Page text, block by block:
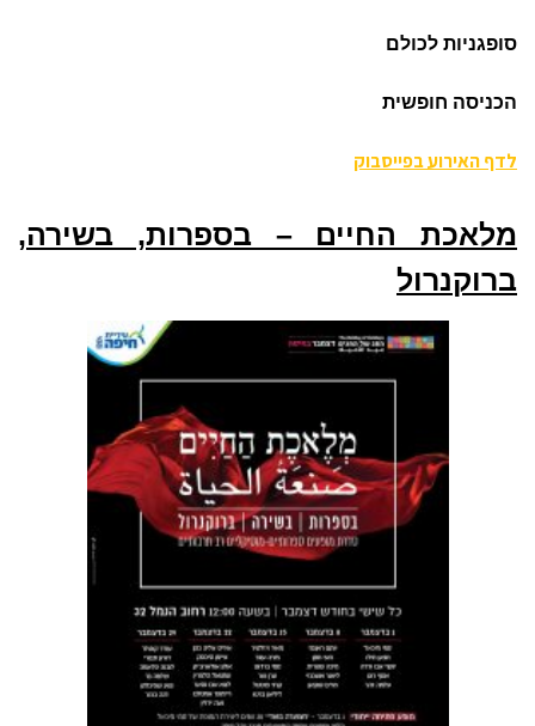
סופגניות לכולם
הכניסה חופשית
לדף האירוע בפייסבוק
מלאכת החיים – בספרות, בשירה,
ברוקנרול